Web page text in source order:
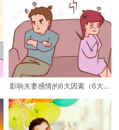
影响夫妻感情的6大因素（6大因